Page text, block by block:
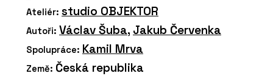
Ateliér: studio OBJEKTOR
Autoři: Václav Šuba, Jakub Červenka
Spolupráce: Kamil Mrva
Země: Česká republika